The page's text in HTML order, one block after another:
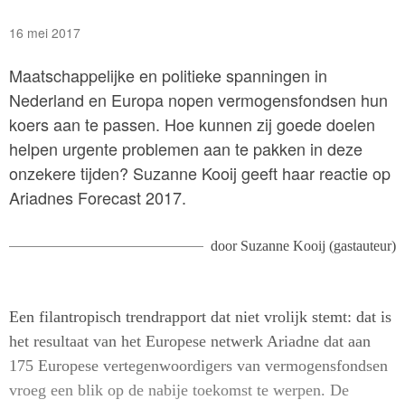
16 mei 2017
Maatschappelijke en politieke spanningen in
Nederland en Europa nopen vermogensfondsen hun
koers aan te passen. Hoe kunnen zij goede doelen
helpen urgente problemen aan te pakken in deze
onzekere tijden? Suzanne Kooij geeft haar reactie op
Ariadnes Forecast 2017.
door Suzanne Kooij (gastauteur)
Een filantropisch trendrapport dat niet vrolijk stemt: dat is
het resultaat van het Europese netwerk Ariadne dat aan
175 Europese vertegenwoordigers van vermogensfondsen
vroeg een blik op de nabije toekomst te werpen. De